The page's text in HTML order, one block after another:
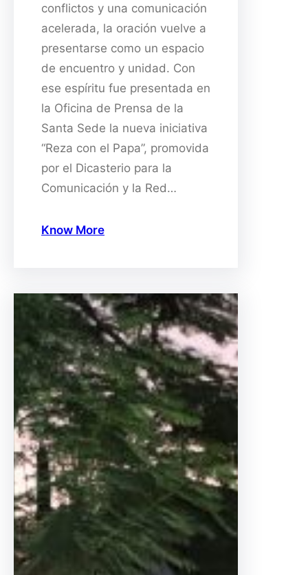
conflictos y una comunicación
acelerada, la oración vuelve a
presentarse como un espacio
de encuentro y unidad. Con
ese espíritu fue presentada en
la Oficina de Prensa de la
Santa Sede la nueva iniciativa
“Reza con el Papa”, promovida
por el Dicasterio para la
Comunicación y la Red…
Know More